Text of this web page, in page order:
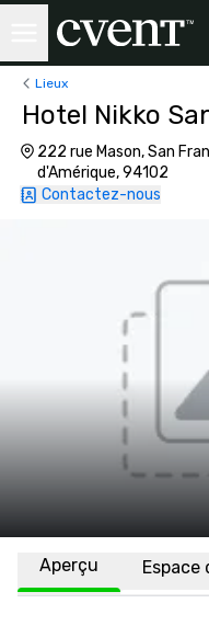
Lieux
Hotel Nikko
222 rue Mason, San
d'Amérique, 94102
Contactez-nous
Aperçu Espace